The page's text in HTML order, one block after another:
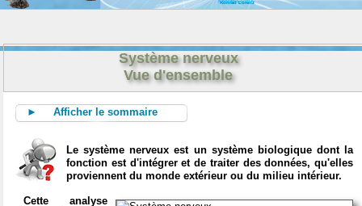
Système nerveux
Vue d'ensemble
► Afficher le sommaire
Le système nerveux est un système biologique dont la
fonction est d'intégrer et de traiter des données, qu'elles
proviennent du monde extérieur ou du milieu intérieur.
Cette analyse